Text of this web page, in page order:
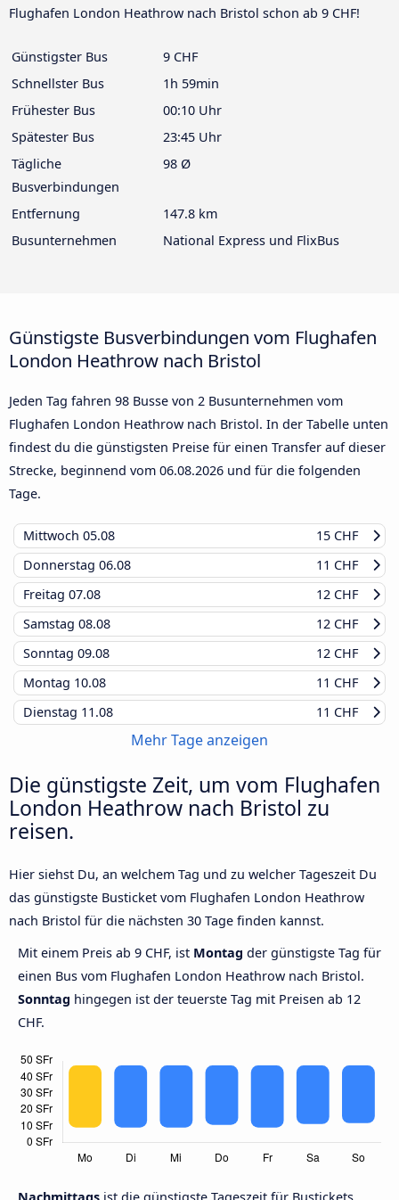
Flughafen London Heathrow nach Bristol schon ab 9 CHF!
Günstigster Bus
9 CHF
Schnellster Bus
1h 59min
Frühester Bus
00:10 Uhr
Spätester Bus
23:45 Uhr
Tägliche
Busverbindungen
98 Ø
Entfernung
147.8 km
Busunternehmen
National Express und FlixBus
Günstigste Busverbindungen vom Flughafen
London Heathrow nach Bristol
Jeden Tag fahren 98 Busse von 2 Busunternehmen vom
Flughafen London Heathrow nach Bristol. In der Tabelle unten
findest du die günstigsten Preise für einen Transfer auf dieser
Strecke, beginnend vom 06.08.2026 und für die folgenden
Tage.
Mittwoch 05.08
15 CHF
Donnerstag 06.08
11 CHF
Freitag 07.08
12 CHF
Samstag 08.08
12 CHF
Sonntag 09.08
12 CHF
Montag 10.08
11 CHF
Dienstag 11.08 11 CHF
Mehr Tage anzeigen
Die günstigste Zeit, um vom Flughafen
London Heathrow nach Bristol zu
reisen.
Hier siehst Du, an welchem Tag und zu welcher Tageszeit Du
das günstigste Busticket vom Flughafen London Heathrow
nach Bristol für die nächsten 30 Tage finden kannst.
Mit einem Preis ab 9 CHF, ist Montag der günstigste Tag für
einen Bus vom Flughafen London Heathrow nach Bristol.
Sonntag hingegen ist der teuerste Tag mit Preisen ab 12
CHF.